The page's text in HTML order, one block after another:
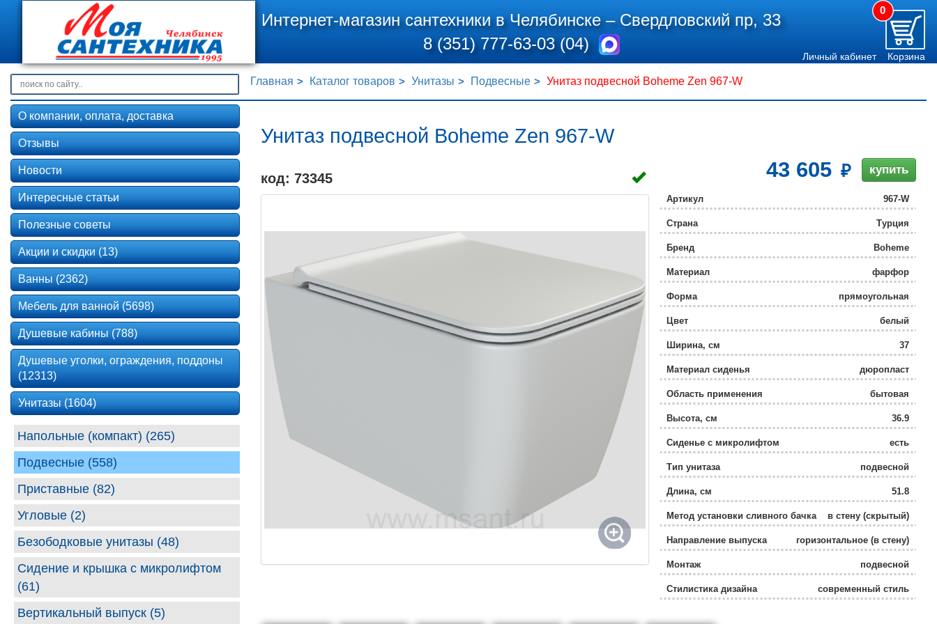
Интернет-магазин сантехники в Челябинске –Свердловский пр, 33
8 (351) 777-63-03 (04)
0
Личный кабинет Корзина
Главная Каталог товаров Унитазы Подвесные Унитаз подвесной Boheme Zen 967-W
Унитаз подвесной Boheme Zen 967-W
код: 73345 43 605 купить
Артикул 967-W
Страна Турция
Бренд Boheme
Материал фарфор
Форма прямоугольная
Цвет белый
Ширина, см 37
Материал сиденья дюропласт
Область применения бытовая
Высота, см 36.9
Сиденье с микролифтом есть
Тип унитаза подвесной
Длина, см 51.8
Метод установки сливного бачка в стену (скрытый)
Направление выпуска горизонтальное (в стену)
Монтаж подвесной
Стилистика дизайна современный стиль
О компании, оплата, доставка
Отзывы
Новости
Интересные статьи
Полезные советы
Акции и скидки (13)
Ванны (2362)
Мебель для ванной (5698)
Душевые кабины (788)
Душевые уголки, ограждения, поддоны
(12313)
Унитазы (1604)
Напольные (компакт) (265)
Подвесные (558)
Приставные (82)
Угловые (2)
Безободковые унитазы (48)
Сидение и крышка с микролифтом
(61)
Вертикальный выпуск (5)